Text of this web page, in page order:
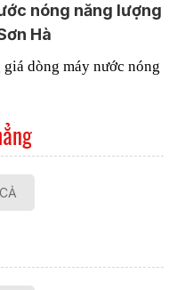
nóng năng lượng
Hà
dòng máy nước nóng